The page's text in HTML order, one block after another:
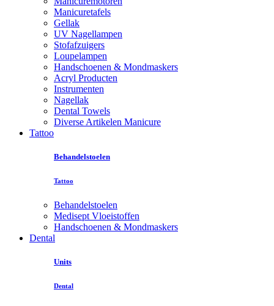
Manicuretafels
Gellak
UV Nagellampen
Stofafzuigers
Loupelampen
Handschoenen & Mondmaskers
Acryl Producten
Instrumenten
Nagellak
Dental Towels
Diverse Artikelen Manicure
Tattoo
Behandelstoelen
Tattoo
Behandelstoelen
Medisept Vloeistoffen
Handschoenen & Mondmaskers
Dental
Units
Dental